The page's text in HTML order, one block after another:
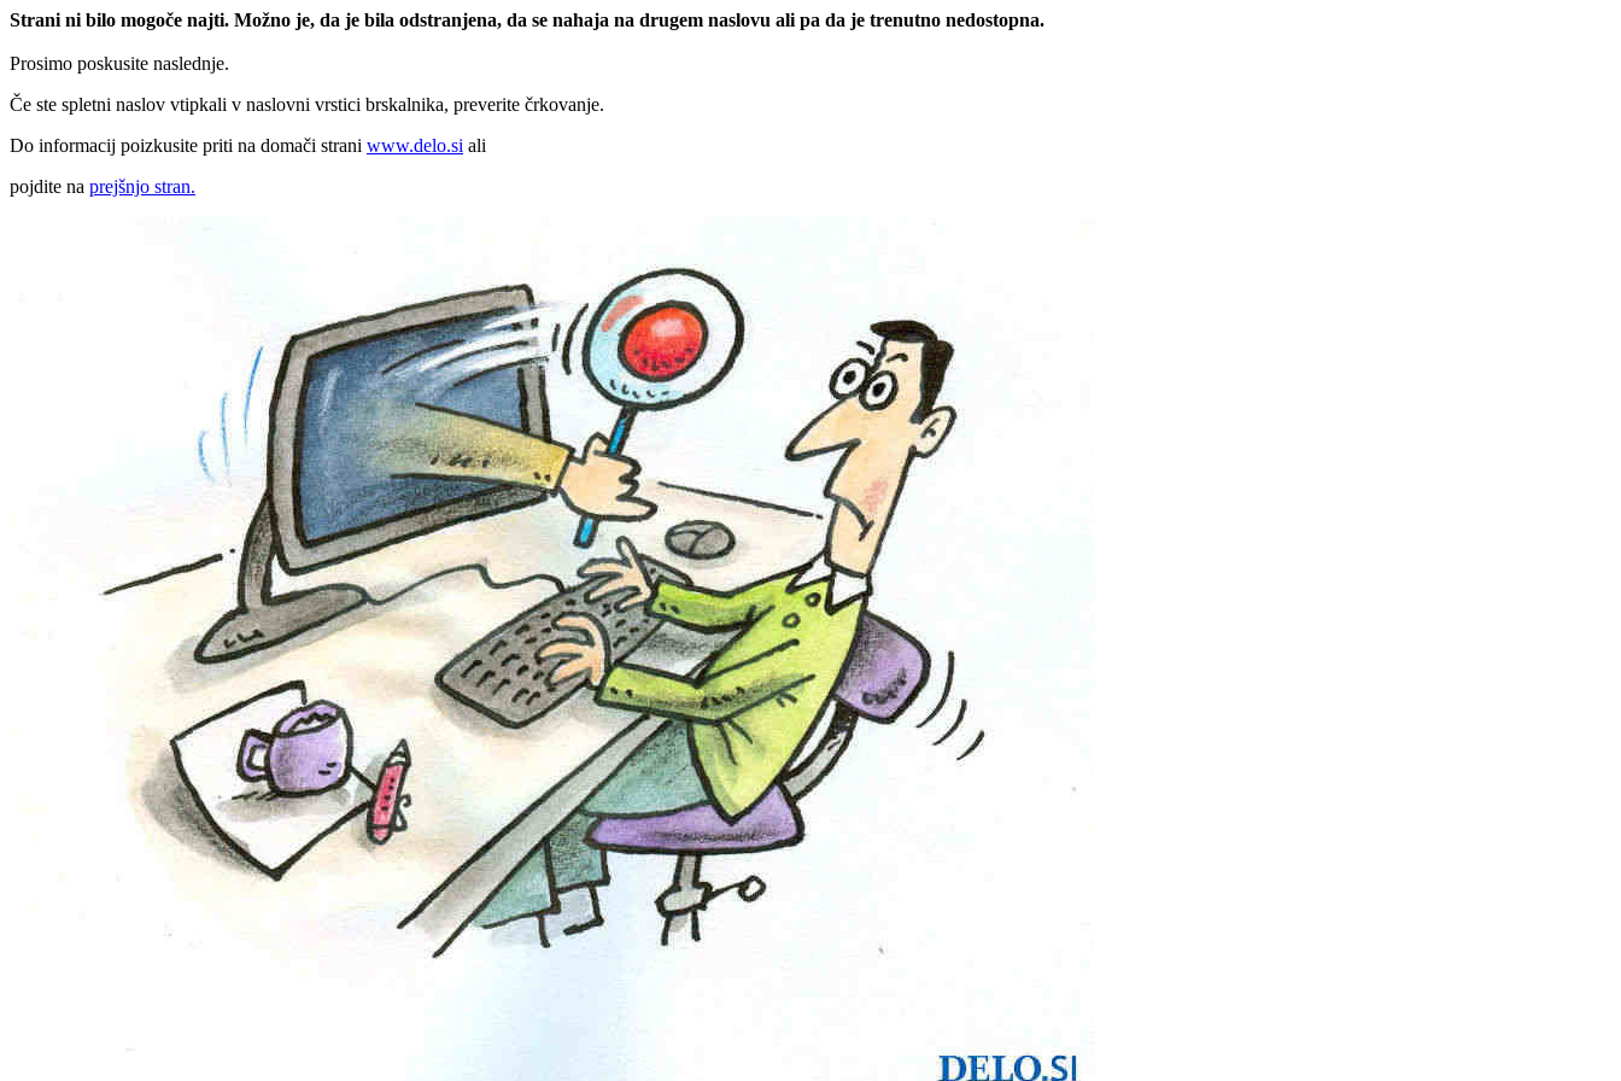
Strani ni bilo mogoče najti. Možno je, da je bila odstranjena, da se nahaja na drugem naslovu ali pa da je trenutno nedostopna.
Prosimo poskusite naslednje.
Če ste spletni naslov vtipkali v naslovni vrstici brskalnika, preverite črkovanje.
Do informacij poizkusite priti na domači strani www.delo.si ali
pojdite na prejšnjo stran.